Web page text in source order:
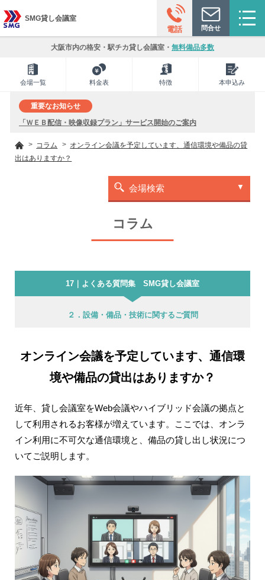
電話 問合せ
SMG貸し会議室
大阪市内の格安・駅チカ貸し会議室・ 無料備品多数
会場一覧 料金表 特徴 本申込み
重要なお知らせ
「ＷＥＢ配信・映像収録プラン」サービス開始のご案内
コラム
オンライン会議を予定しています、通信環境や備品の貸
出はありますか？
会場検索
コラム
17｜よくある質問集 SMG貸し会議室
２．設備・備品・技術に関するご質問
オンライン会議を予定しています、通信環
境や備品の貸出はありますか？
近年、貸し会議室をWeb会議やハイブリッド会議の拠点と
して利用されるお客様が増えています。ここでは、オンラ
イン利用に不可欠な通信環境と、備品の貸し出し状況につ
いてご説明します。